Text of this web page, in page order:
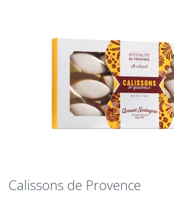
Calissons de Provence